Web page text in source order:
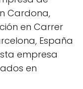
Cardona,
en Carrer
España
empresa
en